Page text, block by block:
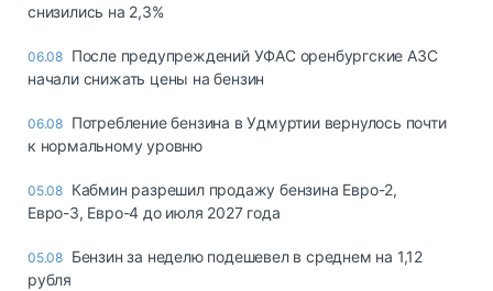
снизились на 2,3%
06.08 После предупреждений УФАС оренбургские АЗС
начали снижать цены на бензин
06.08 Потребление бензина в Удмуртии вернулось почти
к нормальному уровню
05.08 Кабмин разрешил продажу бензина Евро-2,
Евро-3, Евро-4 до июля 2027 года
05.08 Бензин за неделю подешевел в среднем на 1,12
рубля